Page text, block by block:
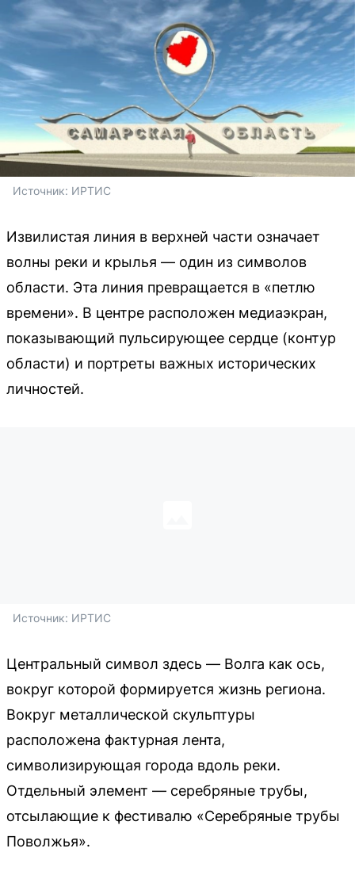
Источник: ИРТИС
Извилистая линия в верхней части означает
волны реки и крылья — один из символов
области. Эта линия превращается в «петлю
времени». В центре расположен медиаэкран,
показывающий пульсирующее сердце (контур
области) и портреты важных исторических
личностей.
Источник: ИРТИС
Центральный символ здесь — Волга как ось,
вокруг которой формируется жизнь региона.
Вокруг металлической скульптуры
расположена фактурная лента,
символизирующая города вдоль реки.
Отдельный элемент — серебряные трубы,
отсылающие к фестивалю «Серебряные трубы
Поволжья».